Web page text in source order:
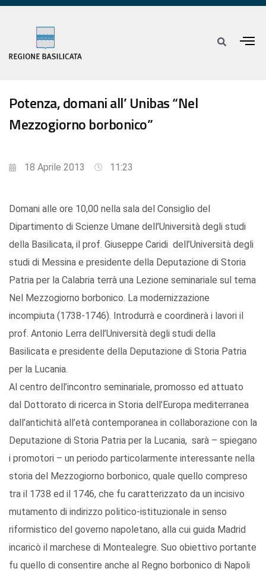
Potenza, domani all’ Unibas “Nel
Mezzogiorno borbonico”
18 Aprile 2013 11:23
Domani alle ore 10,00 nella sala del Consiglio del
Dipartimento di Scienze Umane dell’Università degli studi
della Basilicata, il prof. Giuseppe Caridi dell’Università degli
studi di Messina e presidente della Deputazione di Storia
Patria per la Calabria terrà una Lezione seminariale sul tema
Nel Mezzogiorno borbonico. La modernizzazione
incompiuta (1738-1746). Introdurrà e coordinerà i lavori il
prof. Antonio Lerra dell’Università degli studi della
Basilicata e presidente della Deputazione di Storia Patria
per la Lucania.
Al centro dell’incontro seminariale, promosso ed attuato
dal Dottorato di ricerca in Storia dell’Europa mediterranea
dall’antichità all’età contemporanea in collaborazione con la
Deputazione di Storia Patria per la Lucania, sarà – spiegano
i promotori – un periodo particolarmente interessante nella
storia del Mezzogiorno borbonico, quale quello compreso
tra il 1738 ed il 1746, che fu caratterizzato da un incisivo
mutamento di indirizzo politico-istituzionale in senso
riformistico del governo napoletano, alla cui guida Madrid
incaricò il marchese di Montealegre. Suo obiettivo portante
fu quello di consentire anche al Regno borbonico di Napoli